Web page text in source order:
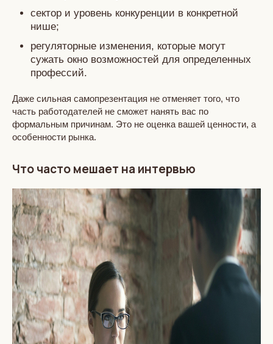
сектор и уровень конкуренции в конкретной
нише;
регуляторные изменения, которые могут
сужать окно возможностей для определенных
профессий.
Даже сильная самопрезентация не отменяет того, что
часть работодателей не сможет нанять вас по
формальным причинам. Это не оценка вашей ценности, а
особенности рынка.
Что часто мешает на интервью